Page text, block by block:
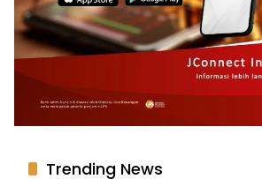
Trending News